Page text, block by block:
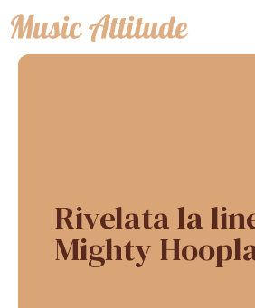
Vai
al
contenuto
Rivelata la
Mighty